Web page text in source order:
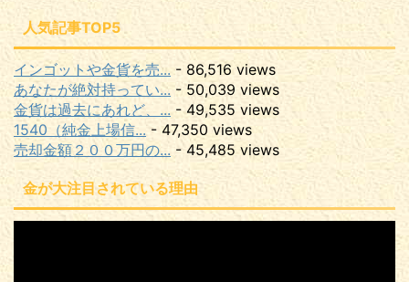
人気記事TOP5
インゴットや金貨を売... - 86,516 views
あなたが絶対持ってい... - 50,039 views
金貨は過去にあれど、... - 49,535 views
1540（純金上場信...- 47,350 views
売却金額２００万円の... - 45,485 views
金が大注目されている理由